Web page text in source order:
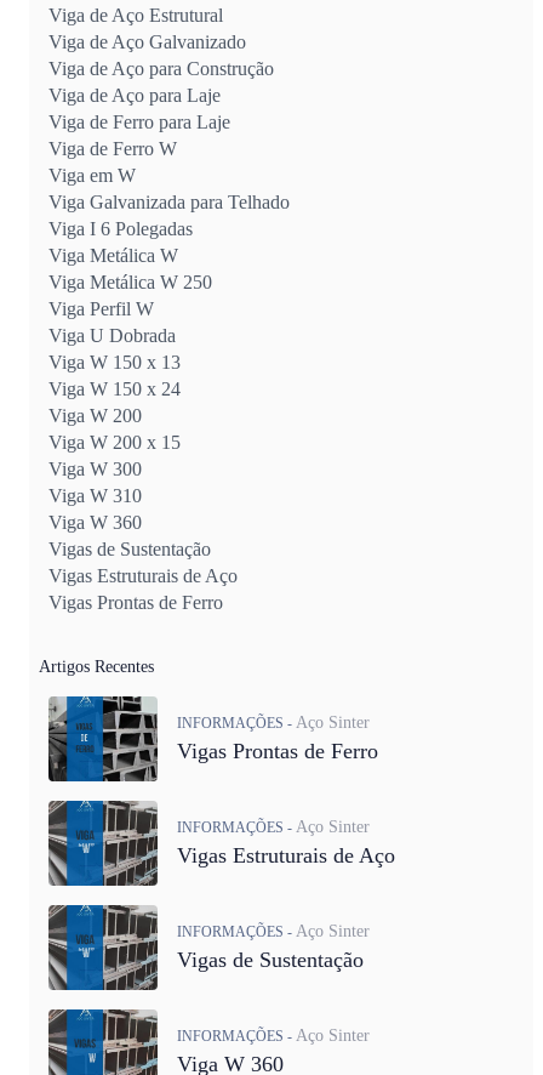
Viga de Aço Estrutural
Viga de Aço Galvanizado
Viga de Aço para Construção
Viga de Aço para Laje
Viga de Ferro para Laje
Viga de Ferro W
Viga em W
Viga Galvanizada para Telhado
Viga I 6 Polegadas
Viga Metálica W
Viga Metálica W 250
Viga Perfil W
Viga U Dobrada
Viga W 150 x 13
Viga W 150 x 24
Viga W 200
Viga W 200 x 15
Viga W 300
Viga W 310
Viga W 360
Vigas de Sustentação
Vigas Estruturais de Aço
Vigas Prontas de Ferro
Artigos Recentes
INFORMAÇÕES - Aço Sinter
Vigas Prontas de Ferro
INFORMAÇÕES - Aço Sinter
Vigas Estruturais de Aço
INFORMAÇÕES - Aço Sinter
Vigas de Sustentação
INFORMAÇÕES - Aço Sinter
Viga W 360